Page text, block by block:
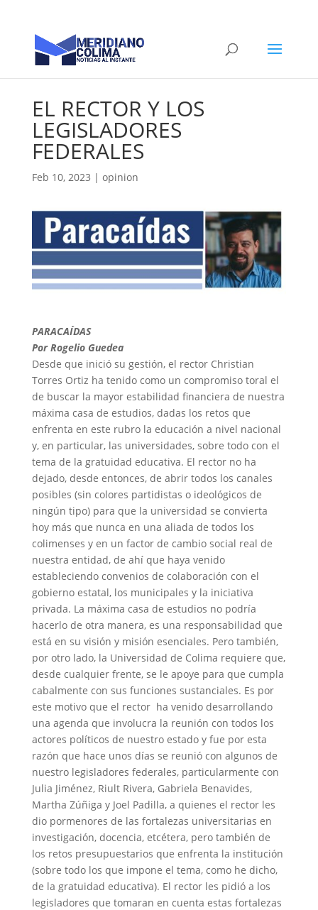
EL RECTOR Y LOS
LEGISLADORES
FEDERALES
Feb 10, 2023 | opinion
PARACAÍDAS
Por Rogelio Guedea
Desde que inició su gestión, el rector Christian
Torres Ortiz ha tenido como un compromiso toral el
de buscar la mayor estabilidad financiera de nuestra
máxima casa de estudios, dadas los retos que
enfrenta en este rubro la educación a nivel nacional
y, en particular, las universidades, sobre todo con el
tema de la gratuidad educativa. El rector no ha
dejado, desde entonces, de abrir todos los canales
posibles (sin colores partidistas o ideológicos de
ningún tipo) para que la universidad se convierta
hoy más que nunca en una aliada de todos los
colimenses y en un factor de cambio social real de
nuestra entidad, de ahí que haya venido
estableciendo convenios de colaboración con el
gobierno estatal, los municipales y la iniciativa
privada. La máxima casa de estudios no podría
hacerlo de otra manera, es una responsabilidad que
está en su visión y misión esenciales. Pero también,
por otro lado, la Universidad de Colima requiere que,
desde cualquier frente, se le apoye para que cumpla
cabalmente con sus funciones sustanciales. Es por
este motivo que el rector ha venido desarrollando
una agenda que involucra la reunión con todos los
actores políticos de nuestro estado y fue por esta
razón que hace unos días se reunió con algunos de
nuestro legisladores federales, particularmente con
Julia Jiménez, Riult Rivera, Gabriela Benavides,
Martha Zúñiga y Joel Padilla, a quienes el rector les
dio pormenores de las fortalezas universitarias en
investigación, docencia, etcétera, pero también de
los retos presupuestarios que enfrenta la institución
(sobre todo los que impone el tema, como he dicho,
de la gratuidad educativa). El rector les pidió a los
legisladores que tomaran en cuenta estas fortalezas